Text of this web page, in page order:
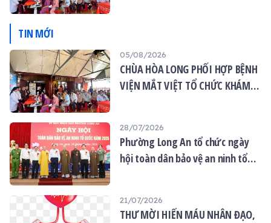
TIN MỚI
05/08/2026
CHÙA HÒA LONG PHỐI HỢP BỆNH
VIỆN MẮT VIỆT TỔ CHỨC KHÁM
28/07/2026
Phường Long An tổ chức ngày
hội toàn dân bảo vệ an ninh tổ
21/07/2026
THƯ MỜI HIẾN MÁU NHÂN ĐẠO,